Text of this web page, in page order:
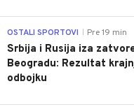
OSTALI SPORTOVI Pre 19 min
Srbija i Rusija iza
Beogradu: Rezultat
odbojku